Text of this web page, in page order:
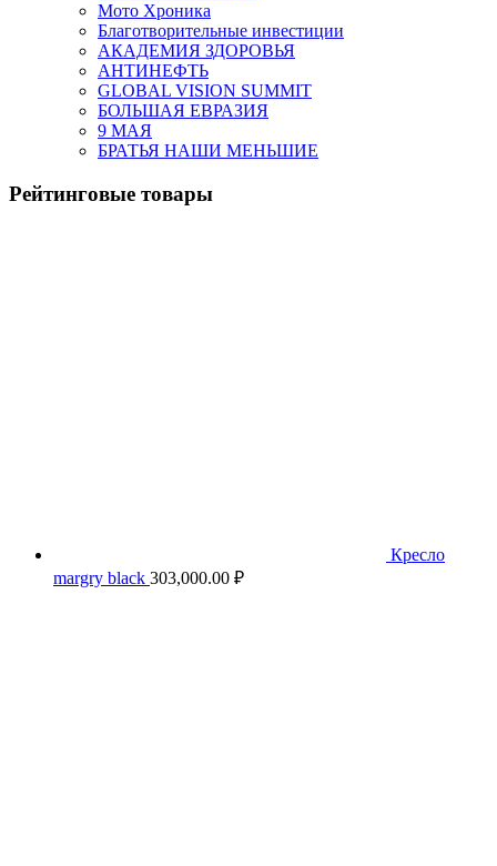
Мото Хроника
Благотворительные инвестиции
АКАДЕМИЯ ЗДОРОВЬЯ
АНТИНЕФТЬ
GLOBAL VISION SUMMIT
БОЛЬШАЯ ЕВРАЗИЯ
9 МАЯ
БРАТЬЯ НАШИ МЕНЬШИЕ
Рейтинговые товары
Кресло
margry black 303,000.00 ₽